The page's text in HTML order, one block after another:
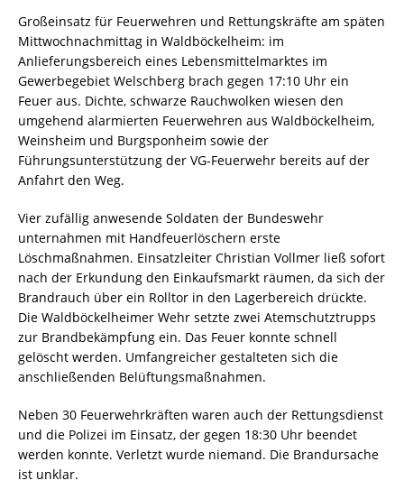
Großeinsatz für Feuerwehren und Rettungskräfte am späten
Mittwochnachmittag in Waldböckelheim: im
Anlieferungsbereich eines Lebensmittelmarktes im
Gewerbegebiet Welschberg brach gegen 17:10 Uhr ein
Feuer aus. Dichte, schwarze Rauchwolken wiesen den
umgehend alarmierten Feuerwehren aus Waldböckelheim,
Weinsheim und Burgsponheim sowie der
Führungsunterstützung der VG-Feuerwehr bereits auf der
Anfahrt den Weg.
Vier zufällig anwesende Soldaten der Bundeswehr
unternahmen mit Handfeuerlöschern erste
Löschmaßnahmen. Einsatzleiter Christian Vollmer ließ sofort
nach der Erkundung den Einkaufsmarkt räumen, da sich der
Brandrauch über ein Rolltor in den Lagerbereich drückte.
Die Waldböckelheimer Wehr setzte zwei Atemschutztrupps
zur Brandbekämpfung ein. Das Feuer konnte schnell
gelöscht werden. Umfangreicher gestalteten sich die
anschließenden Belüftungsmaßnahmen.
Neben 30 Feuerwehrkräften waren auch der Rettungsdienst
und die Polizei im Einsatz, der gegen 18:30 Uhr beendet
werden konnte. Verletzt wurde niemand. Die Brandursache
ist unklar.